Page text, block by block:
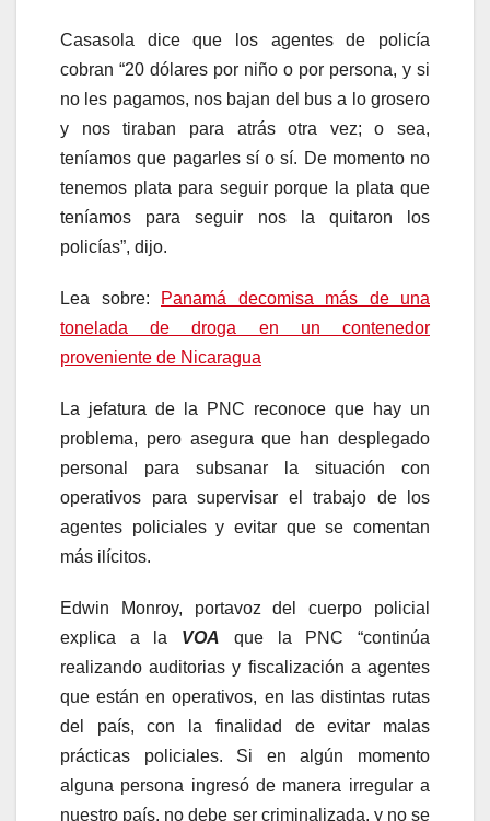
Casasola dice que los agentes de policía
cobran “20 dólares por niño o por persona, y si
no les pagamos, nos bajan del bus a lo grosero
y nos tiraban para atrás otra vez; o sea,
teníamos que pagarles sí o sí. De momento no
tenemos plata para seguir porque la plata que
teníamos para seguir nos la quitaron los
policías”, dijo.
Lea sobre:
Panamá decomisa más de una
tonelada de droga en un contenedor
proveniente de Nicaragua
La jefatura de la PNC reconoce que hay un
problema, pero asegura que han desplegado
personal para subsanar la situación con
operativos para supervisar el trabajo de los
agentes policiales y evitar que se comentan
más ilícitos.
Edwin Monroy, portavoz del cuerpo policial
explica a la VOA que la PNC “continúa
realizando auditorias y fiscalización a agentes
que están en operativos, en las distintas rutas
del país, con la finalidad de evitar malas
prácticas policiales. Si en algún momento
alguna persona ingresó de manera irregular a
nuestro país, no debe ser criminalizada, y no se